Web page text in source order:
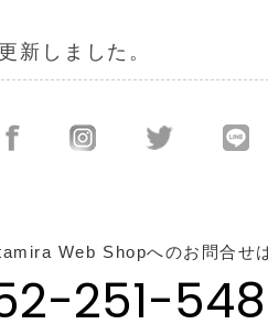
新しました。
Web Shopへのお問合せ
251-